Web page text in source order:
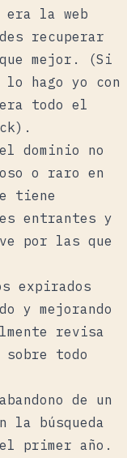
era la web
recuperar
mejor. (Si
lo hago yo con
todo el
dominio no
o raro en
tiene
entrantes y
por las que
expirados
y mejorando
revisa
todo
de un
la búsqueda
primer año.